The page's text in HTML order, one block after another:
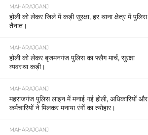
MAHARAJGANJ
होली को लेकर जिले में कड़ी सुरक्षा, हर थाना क्षेत्र में पुलिस
तैनात।
MAHARAJGANJ
होली को लेकर बृजमनगंज पुलिस का फ्लैग मार्च, सुरक्षा
व्यवस्था कड़ी।
MAHARAJGANJ
महराजगंज पुलिस लाइन में मनाई गई होली, अधिकारियों और
कर्मचारियों ने मिलकर मनाया रंगों का त्योहार।
MAHARAJGANJ